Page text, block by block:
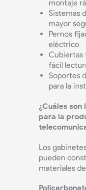
montaje
Sistemas
mayor
Pernos
eléctrico
Cubiertas
fácil
Soportes
para la
¿Cuáles
para la
Los
pueden
materiales